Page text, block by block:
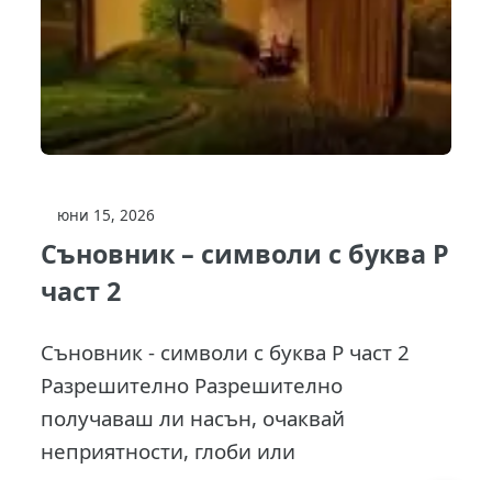
юни 15, 2026
Съновник – символи с буква Р
част 2
Съновник - символи с буква Р част 2
Разрешително Разрешително
получаваш ли насън, очаквай
неприятности, глоби или